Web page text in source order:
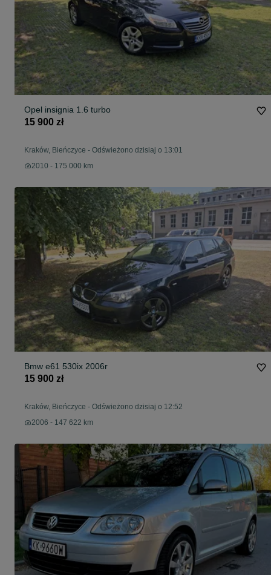
Opel insignia 1.6 turbo
15 900 zł
Kraków, Bieńczyce - Odświeżono dzisiaj o 13:01
2010 - 175 000 km
Bmw e61 530ix 2006r
15 900 zł
Kraków, Bieńczyce - Odświeżono dzisiaj o 12:52
2006 - 147 622 km